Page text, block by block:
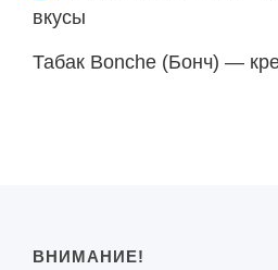
Табак Bonche (Бонч) —
ВНИМАНИЕ!